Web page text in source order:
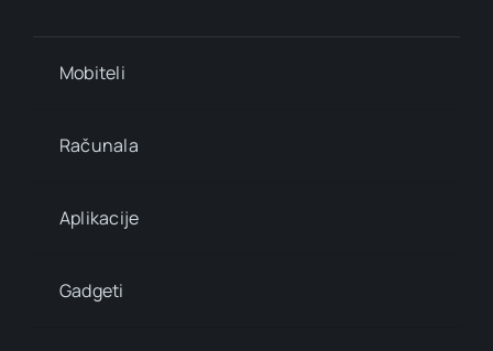
Mobiteli
Računala
Aplikacije
Gadgeti